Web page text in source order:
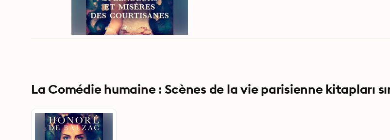
La Comédie humaine : Scènes de la vie parisienne kitapları